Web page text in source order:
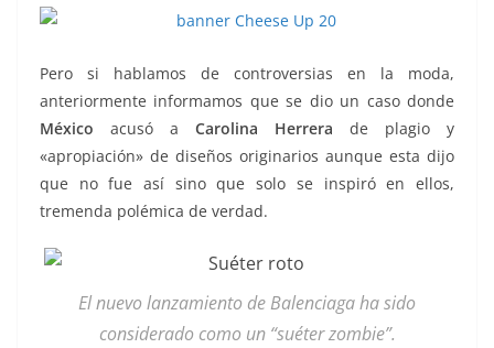
Pero si hablamos de controversias en la moda,
anteriormente informamos que se dio un caso donde
México acusó a Carolina Herrera de plagio y
«apropiación» de diseños originarios aunque esta dijo
que no fue así sino que solo se inspiró en ellos,
tremenda polémica de verdad.
El nuevo lanzamiento de Balenciaga ha sido
considerado como un “suéter zombie”.